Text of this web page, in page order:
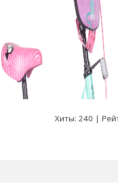
Хиты: 240 |